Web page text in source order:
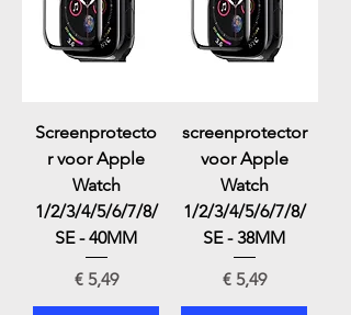
Screenprotecto
r voor Apple
Watch
1/2/3/4/5/6/7/8/
SE - 40MM
Prijs
€ 5,49
screenprotector
voor Apple
Watch
1/2/3/4/5/6/7/8/
SE - 38MM
Prijs
€ 5,49